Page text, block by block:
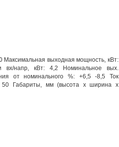
Максимальная выходная мощность, кВт:
напр, кВт: 4,2 Номинальное вых.
от номинального %: +6,5 -8,5 Ток
50 Габариты, мм (высота x ширина x